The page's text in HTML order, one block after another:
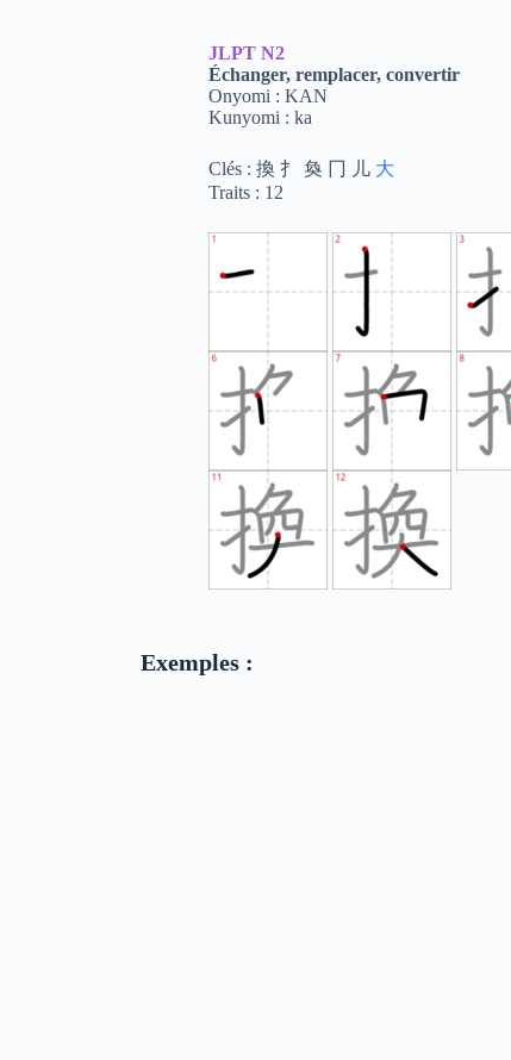
JLPT N2
Échanger, remplacer, convertir
Onyomi : KAN
Kunyomi : ka
Clés : 換 扌 奐 冂 儿 大
Traits : 12
Exemples :